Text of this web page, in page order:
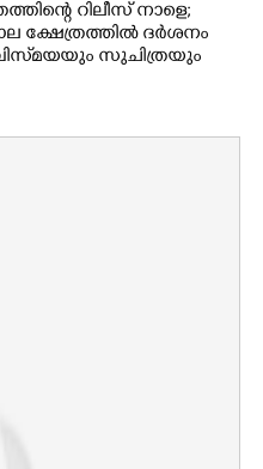
റിലീസ് നാളെ;
ക്ഷേത്രത്തിൽ ദർശനം
സുചിത്രയും